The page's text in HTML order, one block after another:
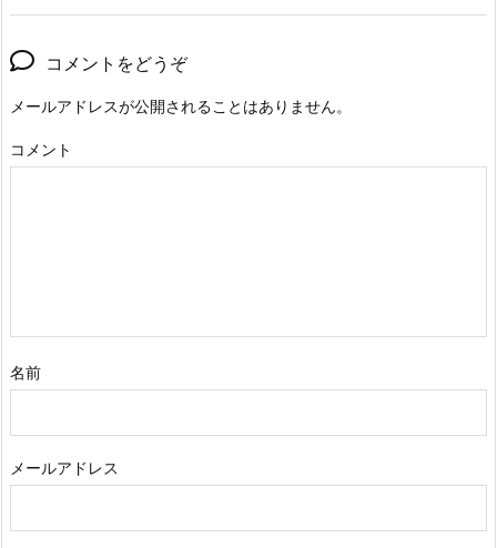
コメントをどうぞ
メールアドレスが公開されることはありません。
コメント
名前
メールアドレス